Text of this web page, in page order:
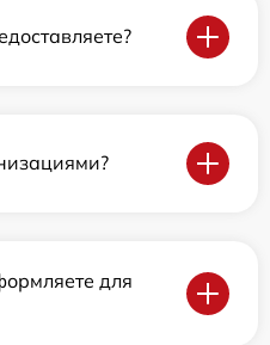
для